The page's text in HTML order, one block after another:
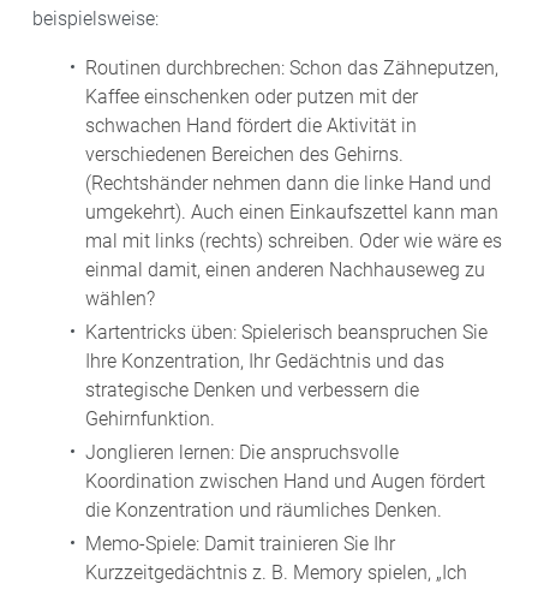
beispielsweise:
Routinen durchbrechen: Schon das Zähneputzen,
Kaffee einschenken oder putzen mit der
schwachen Hand fördert die Aktivität in
verschiedenen Bereichen des Gehirns.
(Rechtshänder nehmen dann die linke Hand und
umgekehrt). Auch einen Einkaufszettel kann man
mal mit links (rechts) schreiben. Oder wie wäre es
einmal damit, einen anderen Nachhauseweg zu
wählen?
Kartentricks üben: Spielerisch beanspruchen Sie
Ihre Konzentration, Ihr Gedächtnis und das
strategische Denken und verbessern die
Gehirnfunktion.
Jonglieren lernen: Die anspruchsvolle
Koordination zwischen Hand und Augen fördert
die Konzentration und räumliches Denken.
Memo-Spiele: Damit trainieren Sie Ihr
Kurzzeitgedächtnis z. B. Memory spielen, „Ich